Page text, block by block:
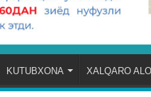
KUTUBXONA XALQARO